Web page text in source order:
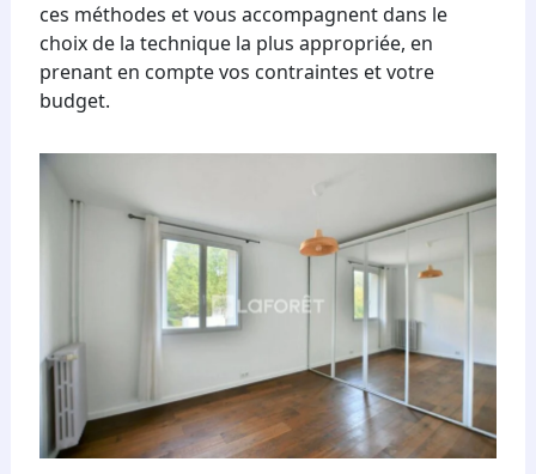
ces méthodes et vous accompagnent dans le
choix de la technique la plus appropriée, en
prenant en compte vos contraintes et votre
budget.